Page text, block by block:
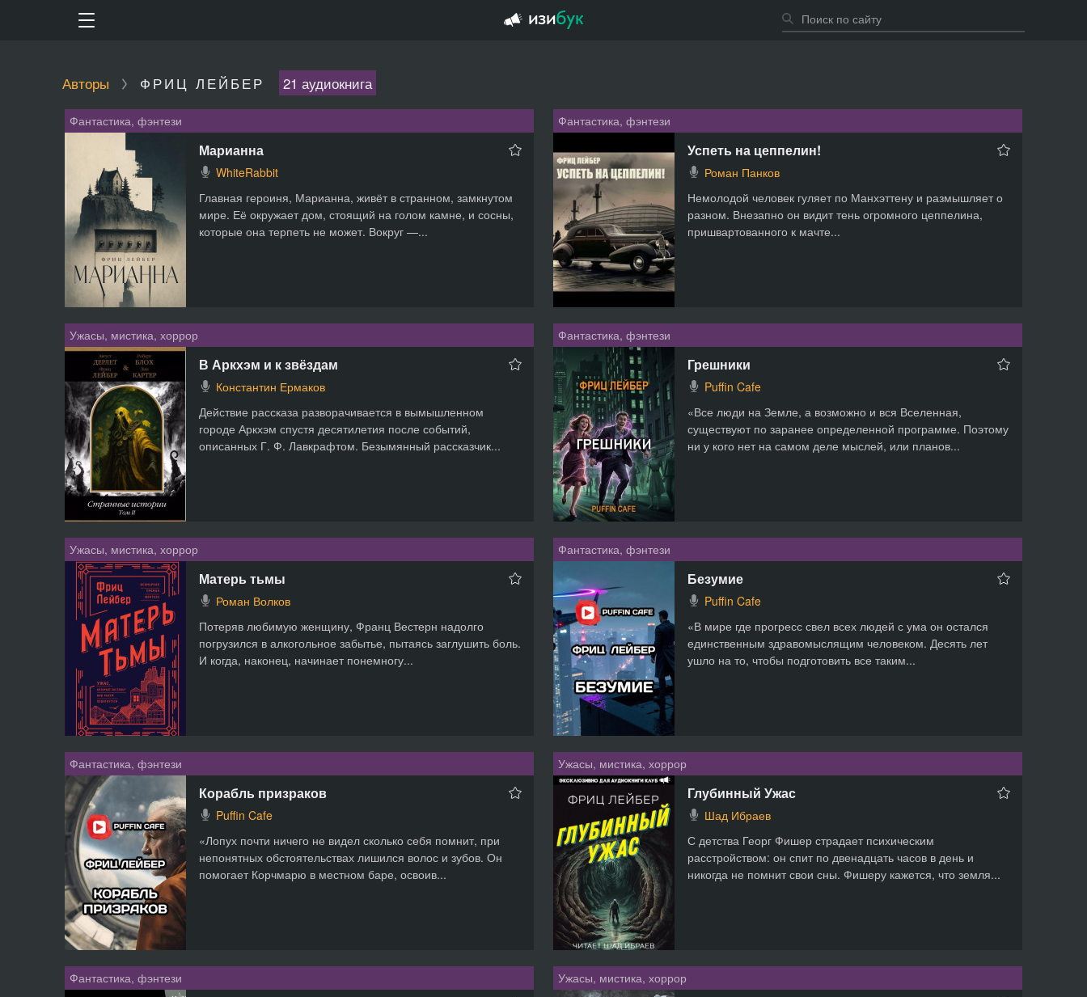
Авторы ФРИЦ ЛЕЙБЕР 21 аудиокнига
Фантастика, фэнтези
Марианна
WhiteRabbit
Главная героиня, Марианна, живёт в странном, замкнутом
мире. Её окружает дом, стоящий на голом камне, и сосны,
которые она терпеть не может. Вокруг —...
Фантастика, фэнтези
Успеть на цеппелин!
Роман Панков
Немолодой человек гуляет по Манхэттену и размышляет о
разном. Внезапно он видит тень огромного цеппелина,
пришвартованного к мачте...
Ужасы, мистика, хоррор
В Аркхэм и к звёздам
Константин Ермаков
Действие рассказа разворачивается в вымышленном
городе Аркхэм спустя десятилетия после событий,
описанных Г. Ф. Лавкрафтом. Безымянный рассказчик...
Фантастика, фэнтези
Грешники
Puffin Cafe
«Все люди на Земле, а возможно и вся Вселенная,
существуют по заранее определенной программе. Поэтому
ни у кого нет на самом деле мыслей, или планов...
Ужасы, мистика, хоррор
Матерь тьмы
Роман Волков
Потеряв любимую женщину, Франц Вестерн надолго
погрузился в алкогольное забытье, пытаясь заглушить боль.
И когда, наконец, начинает понемногу...
Фантастика, фэнтези
Безумие
Puffin Cafe
«В мире где прогресс свел всех людей с ума он остался
единственным здравомыслящим человеком. Десять лет
ушло на то, чтобы подготовить все таким...
Фантастика, фэнтези
Корабль призраков
Puffin Cafe
«Лопух почти ничего не видел сколько себя помнит, при
непонятных обстоятельствах лишился волос и зубов. Он
помогает Корчмарю в местном баре, освоив...
Ужасы, мистика, хоррор
Глубинный Ужас
Шад Ибраев
С детства Георг Фишер страдает психическим
расстройством: он спит по двенадцать часов в день и
никогда не помнит свои сны. Фишеру кажется, что земля...
Фантастика, фэнтези Ужасы, мистика, хоррор